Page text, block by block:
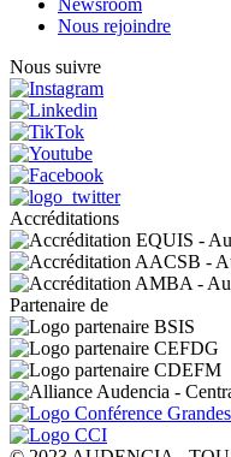
Nous rejoindre
Nous suivre
Accréditations
Partenaire de